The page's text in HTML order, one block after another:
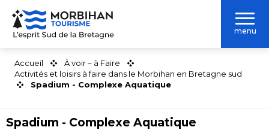
Aller
contenu
menu
Accueil
À voir – à Faire
Activités et loisirs à faire dans le Morbihan en Bretagne sud
Spadium - Complexe Aquatique
Spadium - Complexe Aquatique